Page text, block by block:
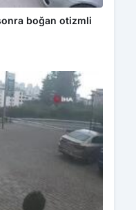
çalıyor
boğan otizmli